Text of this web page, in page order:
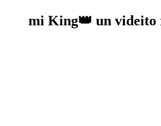
mi King👑 un videito